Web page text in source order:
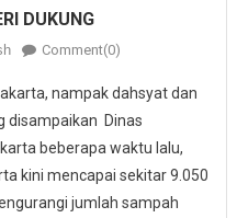
DUKUNG
Comment(0)
nampak dahsyat dan
disampaikan Dinas
beberapa waktu lalu,
kini mencapai sekitar 9.050
jumlah sampah